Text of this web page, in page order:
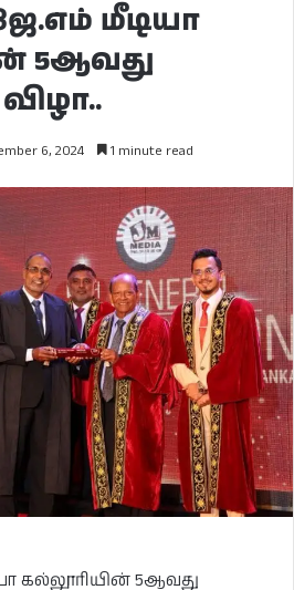
மீடியா
5ஆவது
6, 2024 1 minute read
கல்லூரியின் 5ஆவது